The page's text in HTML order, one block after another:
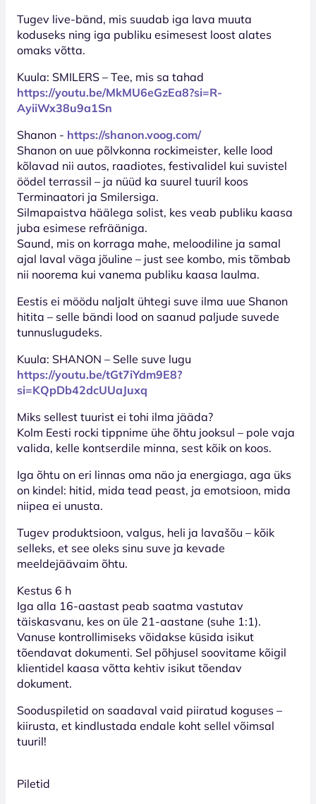
Tugev live-bänd, mis suudab iga lava muuta
koduseks ning iga publiku esimesest loost alates
omaks võtta.
Kuula: SMILERS – Tee, mis sa tahad
https://youtu.be/MkMU6eGzEa8?si=R-
AyiiWx38u9a1Sn
Shanon - https://shanon.voog.com/
Shanon on uue põlvkonna rockimeister, kelle lood
kõlavad nii autos, raadiotes, festivalidel kui suvistel
öödel terrassil – ja nüüd ka suurel tuuril koos
Terminaatori ja Smilersiga.
Silmapaistva häälega solist, kes veab publiku kaasa
juba esimese refrääniga.
Saund, mis on korraga mahe, meloodiline ja samal
ajal laval väga jõuline – just see kombo, mis tõmbab
nii noorema kui vanema publiku kaasa laulma.
Eestis ei möödu naljalt ühtegi suve ilma uue Shanon
hitita – selle bändi lood on saanud paljude suvede
tunnuslugudeks.
Kuula: SHANON – Selle suve lugu
https://youtu.be/tGt7iYdm9E8?
si=KQpDb42dcUUaJuxq
Miks sellest tuurist ei tohi ilma jääda?
Kolm Eesti rocki tippnime ühe õhtu jooksul – pole vaja
valida, kelle kontserdile minna, sest kõik on koos.
Iga õhtu on eri linnas oma näo ja energiaga, aga üks
on kindel: hitid, mida tead peast, ja emotsioon, mida
niipea ei unusta.
Tugev produktsioon, valgus, heli ja lavašõu – kõik
selleks, et see oleks sinu suve ja kevade
meeldejäävaim õhtu.
Kestus 6 h
Iga alla 16-aastast peab saatma vastutav
täiskasvanu, kes on üle 21-aastane (suhe 1:1).
Vanuse kontrollimiseks võidakse küsida isikut
tõendavat dokumenti. Sel põhjusel soovitame kõigil
klientidel kaasa võtta kehtiv isikut tõendav
dokument.
Sooduspiletid on saadaval vaid piiratud koguses –
kiirusta, et kindlustada endale koht sellel võimsal
tuuril!
Piletid